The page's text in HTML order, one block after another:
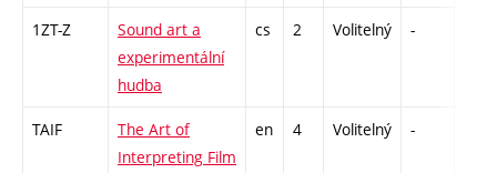
1ZT-Z
Sound art a
experimentální
hudba
cs 2 Volitelný -
TAIF
The Art of
Interpreting Film
en 4 Volitelný -